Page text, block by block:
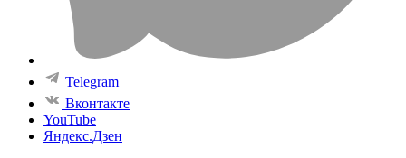
Telegram
Вконтакте
YouTube
Яндекс.Дзен